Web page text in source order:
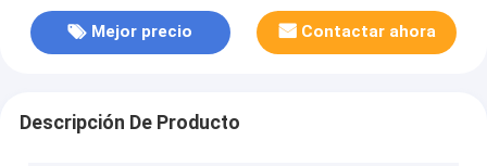
Mejor precio Contactar ahora
Descripción De Producto